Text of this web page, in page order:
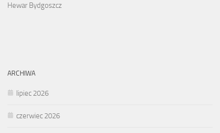
Hewar Bydgoszcz
ARCHIWA
lipiec 2026
czerwiec 2026